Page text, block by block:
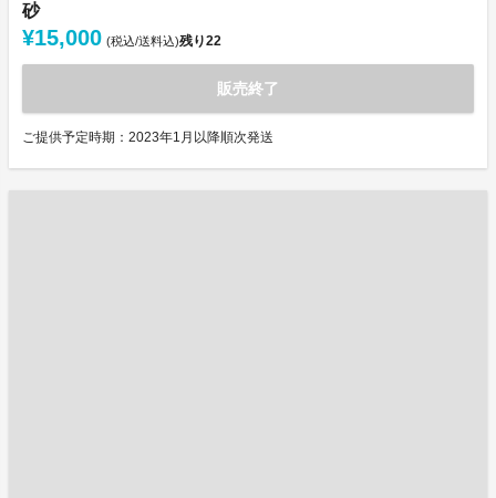
砂
¥15,000 (税込/送料込)残り22
販売終了
ご提供予定時期：2023年1月以降順次発送